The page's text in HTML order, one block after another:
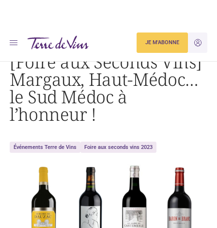
JE
JE M'ABONNE
Accueil
Dégustation
[Foire aux Seconds Vins] Margaux, Haut-Médoc… le Sud Médoc à l’honneur !
[Foire aux Seconds Vins]
Margaux, Haut-Médoc…
le Sud Médoc à
l’honneur !
Événements Terre de Vins Foire aux seconds vins 2023